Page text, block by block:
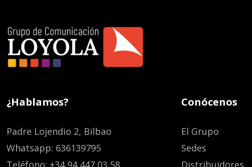
¿Hablamos?
Padre Lojendio 2, Bilbao
Whatsapp: 636139795
Teléfono: +34 94 447 03 58
Conócenos
El Grupo
Sedes
Distribuidores